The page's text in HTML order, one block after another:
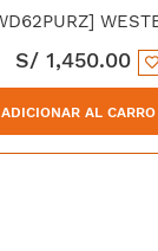
S/1,450.00
ADICIONAR AL CARRO